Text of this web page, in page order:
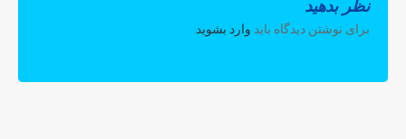
نظر بدهید
برای نوشتن دیدگاه باید وارد بشوید.